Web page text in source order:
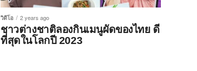
วิดีโอ 2 years ago
ชาวต่างชาติลองกินเมนูผัดของไทย ดี
ที่สุดในโลกปี 2023